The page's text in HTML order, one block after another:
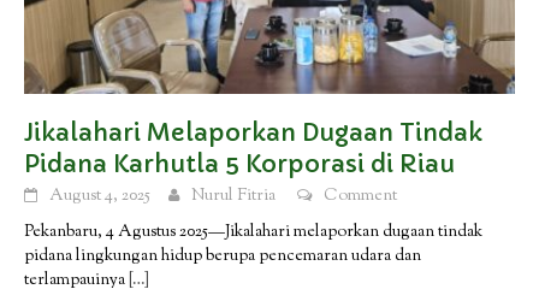
Jikalahari Melaporkan Dugaan Tindak
Pidana Karhutla 5 Korporasi di Riau
August 4, 2025 Nurul Fitria
Comment
Pekanbaru, 4 Agustus 2025—Jikalahari melaporkan dugaan tindak
pidana lingkungan hidup berupa pencemaran udara dan
terlampauinya […]